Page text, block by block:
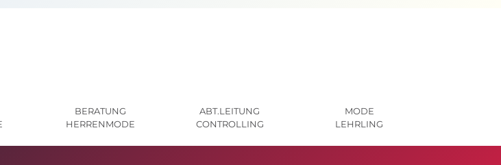
BERATUNG
HERRENMODE
ABT.LEITUNG
CONTROLLING
MODE
LEHRLING